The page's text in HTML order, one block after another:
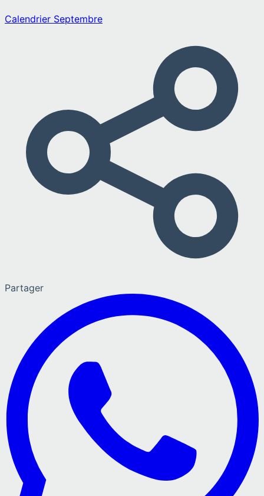
Calendrier Septembre
Partager